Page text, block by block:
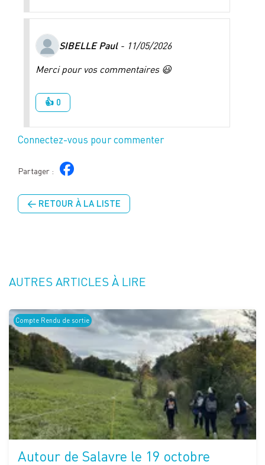
SIBELLE Paul- 11/05/2026
Merci pour vos commentaires 😃
👍 0
Connectez-vous pour commenter
Partager :
← RETOUR À LA LISTE
AUTRES ARTICLES À LIRE
Compte Rendu de sortie
Autour de Salavre le 19 octobre